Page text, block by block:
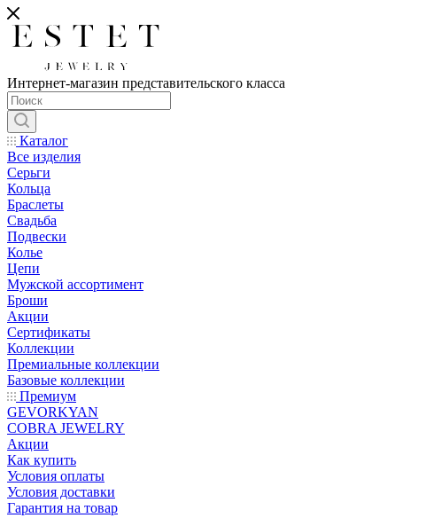
Интернет-магазин представительского класса
Каталог
Все изделия
Серьги
Кольца
Браслеты
Свадьба
Подвески
Колье
Цепи
Мужской ассортимент
Броши
Акции
Сертификаты
Коллекции
Премиальные коллекции
Базовые коллекции
Премиум
GEVORKYAN
COBRA JEWELRY
Акции
Как купить
Условия оплаты
Условия доставки
Гарантия на товар